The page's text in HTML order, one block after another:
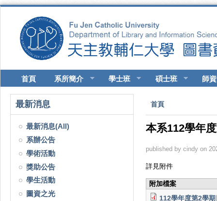
首頁 系所簡介 學士班 碩士班 師
最新消息
最新消息(All)
系辦公告
學術活動
獎助公告
學生活動
圖資之光
您在這裡
首頁
本系112學年
published by cindyon
詳見附件
附加檔案
112學年度第2學